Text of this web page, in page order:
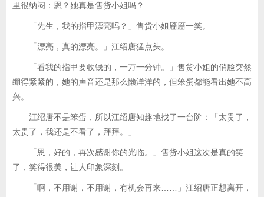
里很纳闷：恩？她真是售货小姐吗？
「先生，我的指甲漂亮吗？」售货小姐靥靥一笑。
「漂亮，真的漂亮。」江绍唐猛点头。
「看我的指甲要收钱的，一万一分钟。」售货小姐的俏脸突然
绷得紧紧的，她的声音还是那么懒洋洋的，但笨蛋都能看出她不高
兴。
江绍唐不是笨蛋，所以江绍唐知趣地找了一台阶：「太贵了，
太贵了，我还是不看了，拜拜。」
「恩，好的，再次感谢你的光临。」售货小姐这次是真的笑
了，笑得很美，让人印象深刻。
「啊，不用谢，不用谢，有机会再来……」江绍唐正想离开，